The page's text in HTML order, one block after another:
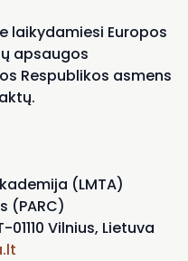
laikydamiesi Europos
apsaugos
Respublikos asmens
(LMTA)
(PARC)
Vilnius, Lietuva